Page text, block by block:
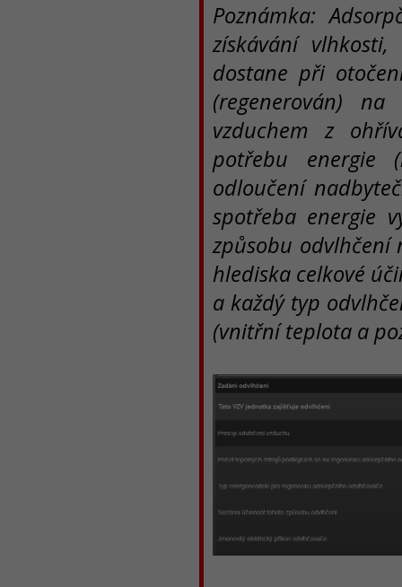
Poznámka:
získávání
dostane při
(regenerován)
vzduchem z
potřebu energie
odloučení
spotřeba energie
způsobu odvlhčení
hlediska celkové
a každý typ
(vnitřní teplota a